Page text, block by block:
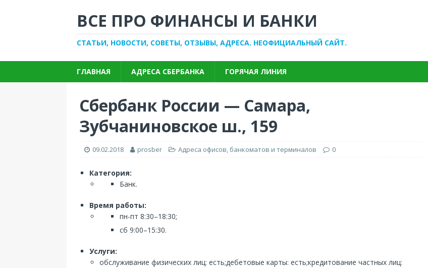
ВСЕ ПРО ФИНАНСЫ И БАНКИ
СТАТЬИ, НОВОСТИ, СОВЕТЫ, ОТЗЫВЫ, АДРЕСА. НЕОФИЦИАЛЬНЫЙ САЙТ.
ГЛАВНАЯ АДРЕСА СБЕРБАНКА ГОРЯЧАЯ ЛИНИЯ
Сбербанк России — Самара,
Зубчаниновское ш., 159
09.02.2018 prosber Адреса офисов, банкоматов и терминалов 0
Категория:
Банк.
Время работы:
пн-пт 8:30–18:30;
сб 9:00–15:30.
Услуги:
обслуживание физических лиц: есть;дебетовые карты: есть;кредитование частных лиц: